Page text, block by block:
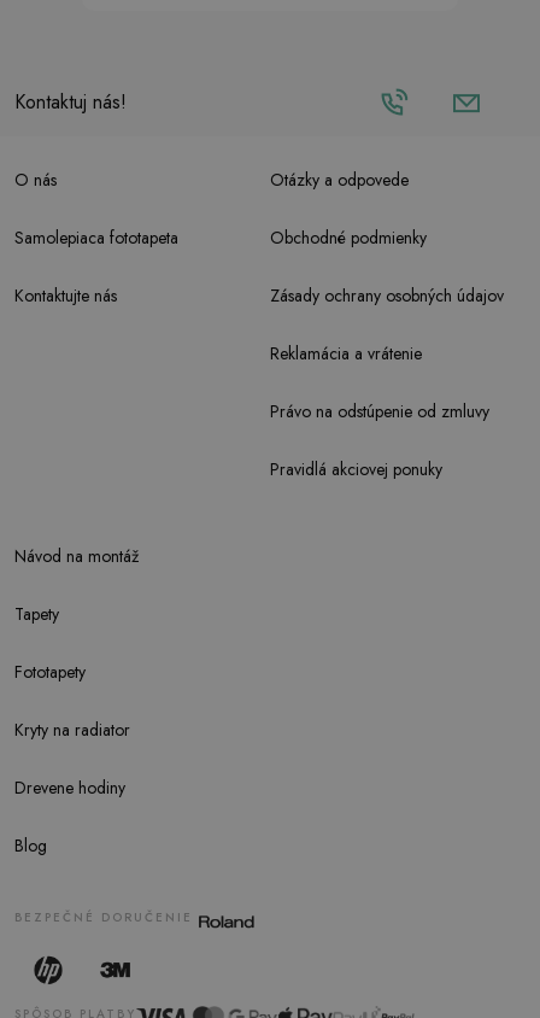
Kontaktuj nás!
O nás
Samolepiaca fototapeta
Kontaktujte nás
Návod na montáž
Tapety
Fototapety
Kryty na radiator
Drevene hodiny
Blog
Otázky a odpovede
Obchodné podmienky
Zásady ochrany osobných údajov
Reklamácia a vrátenie
Právo na odstúpenie od zmluvy
Pravidlá akciovej ponuky
BEZPEČNÉ DORUČENIE
SPÔSOB PLATBY